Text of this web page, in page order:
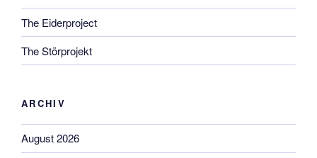
The Eiderproject
The Störprojekt
ARCHIV
August 2026